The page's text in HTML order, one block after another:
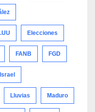
Elecciones
FANB FGD
Israel
Lluvias Maduro